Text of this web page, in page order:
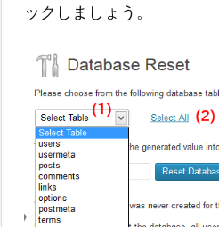
ックしましょう。